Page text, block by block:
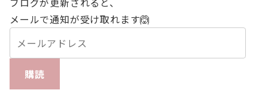
メールで通知が受け取れます🙆
購読